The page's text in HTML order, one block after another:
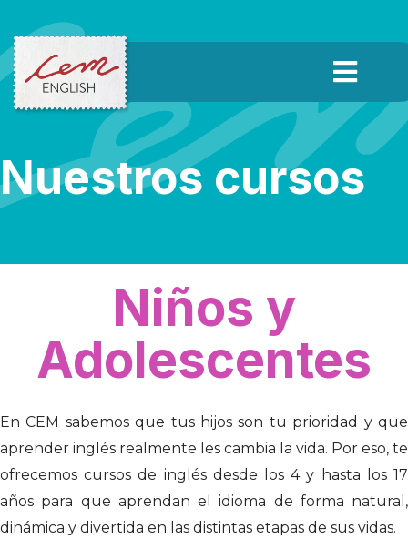
Nuestros cursos
Niños y
Adolescentes
En CEM sabemos que tus hijos son tu prioridad y que
aprender inglés realmente les cambia la vida. Por eso, te
ofrecemos cursos de inglés desde los 4 y hasta los 17
años para que aprendan el idioma de forma natural,
dinámica y divertida en las distintas etapas de sus vidas.